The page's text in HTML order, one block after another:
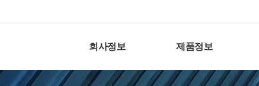
회사정보 제품정보